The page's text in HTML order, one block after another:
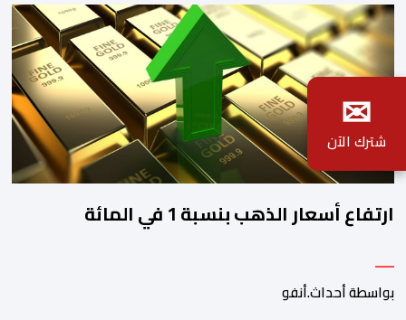
ارتفاع أسعار الذهب بنسبة 1 في المائة
بواسطة أحداث.أنفو
✉
شترك الآن